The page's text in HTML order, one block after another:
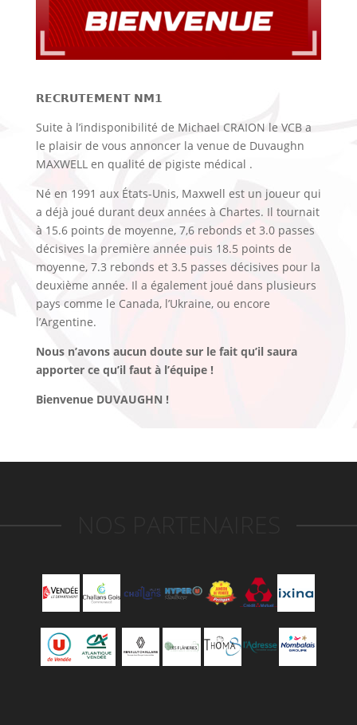
𝗥𝗘𝗖𝗥𝗨𝗧𝗘𝗠𝗘𝗡𝗧 𝗡𝗠𝟭
Suite à l’indisponibilité de Michael CRAION le VCB a
le plaisir de vous annoncer la venue de Duvaughn
MAXWELL en qualité de pigiste médical .
Né en 1991 aux États-Unis, Maxwell est un joueur qui
a déjà joué durant deux années à Chartes. Il tournait
à 15.6 points de moyenne, 7,6 rebonds et 3.0 passes
décisives la première année puis 18.5 points de
moyenne, 7.3 rebonds et 3.5 passes décisives pour la
deuxième année. Il a également joué dans plusieurs
pays comme le Canada, l’Ukraine, ou encore
l’Argentine.
Nous n’avons aucun doute sur le fait qu’il saura
apporter ce qu’il faut à l’équipe !
Bienvenue DUVAUGHN !